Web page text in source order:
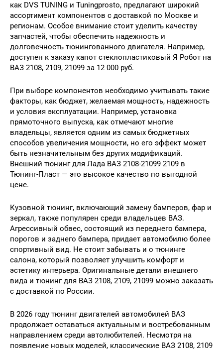
как DVS TUNING и Tuningprosto, предлагают широкий
ассортимент компонентов с доставкой по Москве и
регионам. Особое внимание стоит уделить качеству
запчастей, чтобы обеспечить надежность и
долговечность тюнингованного двигателя. Например,
доступен к заказу капот стеклопластиковый Я Робот на
ВАЗ 2108, 2109, 21099 за 12 000 руб.
При выборе компонентов необходимо учитывать такие
факторы, как бюджет, желаемая мощность, надежность
и условия эксплуатации. Например, установка
прямоточного выпуска, как отмечают многие
владельцы, является одним из самых бюджетных
способов увеличения мощности, но его эффект может
быть незначительным без других модификаций.
Внешний тюнинг для Лада ВАЗ 2108-21099 2109 в
Тюнинг-Пласт — это высокое качество по выгодной
цене.
Кузовной тюнинг, включающий замену бамперов, фар и
зеркал, также популярен среди владельцев ВАЗ.
Агрессивный обвес, состоящий из переднего бампера,
порогов и заднего бампера, придает автомобилю более
спортивный вид. Не стоит забывать и о тюнинге
салона, который позволяет улучшить комфорт и
эстетику интерьера. Оригинальные детали внешнего
вида и тюнинг для ВАЗ 2108, 2109, 21099 можно заказать
с доставкой по России.
В 2026 году тюнинг двигателей автомобилей ВАЗ
продолжает оставаться актуальным и востребованным
направлением среди автолюбителей. Несмотря на
появление новых моделей, классические ВАЗ 2108, 2109